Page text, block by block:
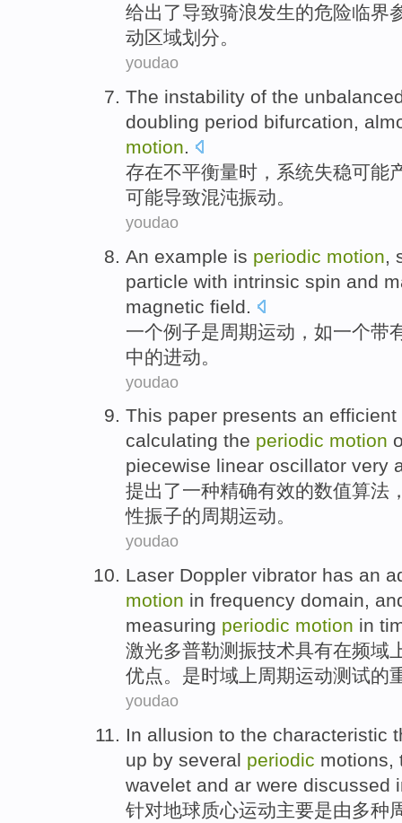
给出了导致骑浪发生的危险临界
动区域划分。
youdao
The instability of the
doubling period bifurcation,
motion.
存在不平衡量时， 系统失稳可能
可能导致混沌振动。
youdao
An example is periodic motion
particle with intrinsic spin and
magnetic field.
一个例子是周期运动 ， 如一个带
中的进动 。
youdao
This paper presents an efficient
calculating the periodic motion
piecewise linear oscillator very
提出了一种精确有效的数值算法
性振子的周期运动。
youdao
Laser Doppler vibrator has an
motion in frequency domain,
measuring periodic motion in
激光多普勒测 振技术具有在频域
优点。 是时域 上周期运动测试的
youdao
In allusion to the characteristic
up by several periodic motions,
wavelet and ar were discussed
针对地球质心运动主要是由多种